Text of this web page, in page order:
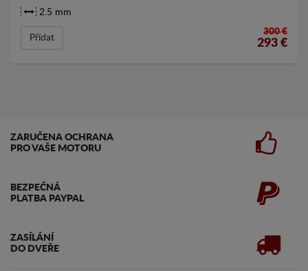
2.5 mm
Přídat
300 €
293 €
ZARUČENA OCHRANA
PRO VAŠE MOTORU
BEZPEČNÁ
PLATBA PAYPAL
ZASÍLÁNÍ
DO DVEŘE